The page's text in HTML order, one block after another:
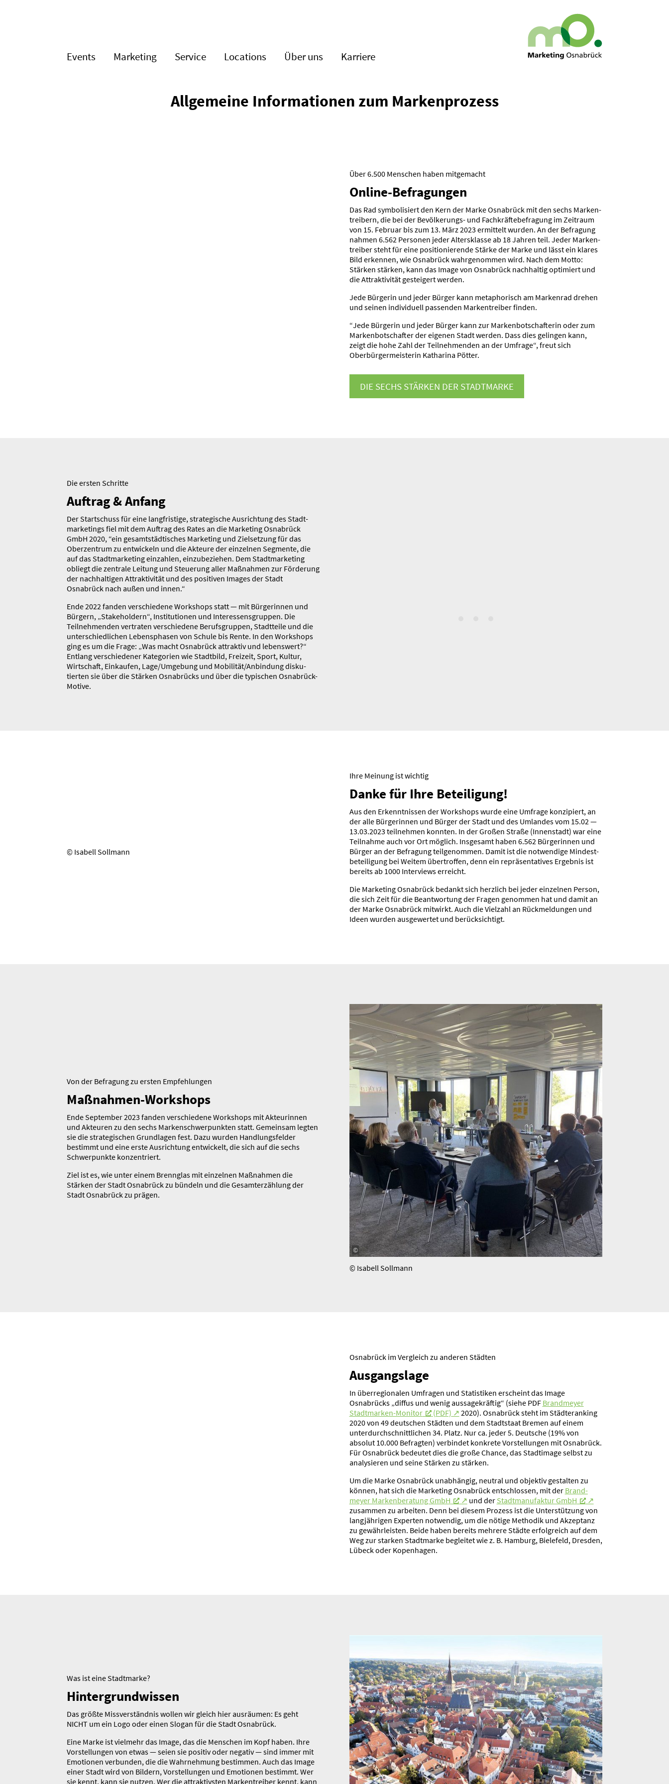
Events Marketing Service Locations Über uns Karriere
Allge­meine Infor­ma­tionen zum Marken­prozess
Über 6.500 Menschen haben mitge­macht
Online-Befra­gungen
Das Rad symbo­li­siert den Kern der Marke Osnabrück mit den sechs Marken­
treibern, die bei der Bevöl­ke­rungs- und Fachkräf­te­be­fragung im Zeitraum
von 15. Februar bis zum 13. März 2023 ermittelt wurden. An der Befragung
nahmen 6.562 Personen jeder Alters­klasse ab 18 Jahren teil. Jeder Marken­
treiber steht für eine positio­nie­rende Stärke der Marke und lässt ein klares
Bild erkennen, wie Osnabrück wahrge­nommen wird. Nach dem Motto:
Stärken stärken, kann das Image von Osnabrück nachhaltig optimiert und
die Attrak­ti­vität gesteigert werden.
Jede Bürgerin und jeder Bürger kann metapho­risch am Markenrad drehen
und seinen indivi­duell passenden Marken­treiber finden.
“Jede Bürgerin und jeder Bürger kann zur Marken­bot­schaf­terin oder zum
Marken­bot­schafter der eigenen Stadt werden. Dass dies gelingen kann,
zeigt die hohe Zahl der Teilneh­menden an der Umfrage“, freut sich
Oberbür­ger­meis­terin Katharina Pötter.
DIE SECHS STÄRKEN DER STADT­MARKE
Die ersten Schritte
Auftrag & Anfang
Der Start­schuss für eine langfristige, strate­gische Aus­­richtung des Stadt­
mar­ke­tings fiel mit dem Auftrag des Rates an die Marketing Osnabrück
GmbH 2020, “ein gesamt­­städtisches Marketing und Zielsetzung für das
Oberzentrum zu entwi­ckeln und die Akteure der einzelnen Segmente, die
auf das Stadt­mar­keting einzahlen, einzu­be­ziehen. Dem Stadt­mar­keting
obliegt die zentrale Leitung und Steuerung aller Maßnahmen zur Förderung
der nachhal­tigen Attrak­ti­vi­tät und des positiven Images der Stadt
Osnabrück nach außen und innen.“
Ende 2022 fanden verschiedene Workshops statt — mit Bürger­­innen und
Bür­gern, „Stake­holdern“, Institu­tionen und Inter­essens­­gruppen. Die
Teilneh­menden vertraten verschie­de­ne Berufs­gruppen, Stadt­teile und die
unter­schied­lichen Lebens­phasen von Schule bis Rente. In den Workshops
ging es um die Frage: „Was macht Osnabrück attraktiv und lebenswert?“
Entlang verschie­dener Kategorien wie Stadtbild, Freizeit, Sport, Kultur,
Wirtschaft, Einkaufen, Lage/Umgebung und Mobili­tät/­Anbindung disku­
tierten sie über die Stärken Osnabrücks und über die typischen Osnabrück-
Motive.
© Isabell Sollmann
Ihre Meinung ist wichtig
Danke für Ihre Betei­ligung!
Aus den Erkennt­nissen der Workshops wurde eine Umfrage konzi­piert, an
der alle Bürge­rinnen und Bürger der Stadt und des Umlandes vom 15.02 —
13.03.2023 teilnehmen konnten. In der Großen Straße (Innen­stadt) war eine
Teilnahme auch vor Ort möglich. Insgesamt haben 6.562 Bürge­rinnen und
Bürger an der Befragung teilge­nommen. Damit ist die notwendige Mindest­
be­tei­ligung bei Weitem übertroffen, denn ein reprä­sen­ta­tives Ergebnis ist
bereits ab 1000 Inter­views erreicht.
Die Marketing Osnabrück bedankt sich herzlich bei jeder einzelnen Person,
die sich Zeit für die Beant­wortung der Fragen genommen hat und damit an
der Marke Osnabrück mitwirkt. Auch die Vielzahl an Rückmel­dungen und
Ideen wurden ausge­wertet und berück­sichtigt.
Von der Befragung zu ersten Empfeh­lungen
Maßnahmen-Workshops
Ende September 2023 fanden verschiedene Workshops mit Akteu­rinnen
und Akteuren zu den sechs Marken­schwer­punkten statt. Gemeinsam legten
sie die strate­gi­schen Grund­lagen fest. Dazu wurden Handlungs­felder
bestimmt und eine erste Ausrichtung entwi­ckelt, die sich auf die sechs
Schwer­punkte konzen­triert.
Ziel ist es, wie unter einem Brennglas mit einzelnen Maßnahmen die
Stärken der Stadt Osnabrück zu bündeln und die Gesamt­erzählung der
Stadt Osnabrück zu prägen.
©
© Isabell Sollmann
Osnabrück im Vergleich zu anderen Städten
Ausgangslage
In überre­gio­nalen Umfragen und Statis­tiken erscheint das Image
Osnabrücks „diffus und wenig aussa­ge­kräftig“ (siehe PDF Brand­meyer
Stadt­marken-Monitor
(PDF)
2020). Osnabrück steht im Städte­ranking
2020 von 49 deutschen Städten und dem Stadt­staat Bremen auf einem
unter­durch­schnitt­lichen 34. Platz. Nur ca. jeder 5. Deutsche (19% von
absolut 10.000 Befragten) verbindet konkrete Vorstel­lungen mit Osnabrück.
Für Osnabrück bedeutet dies die große Chance, das Stadt­image selbst zu
analy­sieren und seine Stärken zu stärken.
Um die Marke Osnabrück unabhängig, neutral und objektiv gestalten zu
können, hat sich die Marketing Osnabrück entschlossen, mit der Brand­
meyer Marken­be­ratung GmbH
und der Stadt­ma­nu­faktur GmbH
zusammen zu arbeiten. Denn bei diesem Prozess ist die Unter­stützung von
langjäh­rigen Experten notwendig, um die nötige Methodik und Akzeptanz
zu gewähr­leisten. Beide haben bereits mehrere Städte erfolg­reich auf dem
Weg zur starken Stadt­marke begleitet wie z. B. Hamburg, Bielefeld, Dresden,
Lübeck oder Kopen­hagen.
Was ist eine Stadt­marke?
Hinter­grund­wissen
Das größte Missver­ständnis wollen wir gleich hier ausräumen: Es geht
NICHT um ein Logo oder einen Slogan für die Stadt Osnabrück.
Eine Marke ist vielmehr das Image, das die Menschen im Kopf haben. Ihre
Vorstel­lungen von etwas — seien sie positiv oder negativ — sind immer mit
Emotionen verbunden, die die Wahrnehmung bestimmen. Auch das Image
einer Stadt wird von Bildern, Vorstel­lungen und Emotionen bestimmt. Wer
sie kennt, kann sie nutzen. Wer die attrak­tivsten Marken­treiber kennt, kann